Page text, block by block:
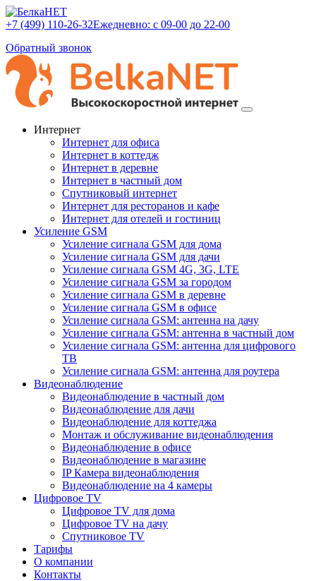
+7 (499) 110-26-32Ежедневно: с 09-00 до 22-00
Обратный звонок
Интернет
Интернет для офиса
Интернет в коттедж
Интернет в деревне
Интернет в частный дом
Спутниковый интернет
Интернет для ресторанов и кафе
Интернет для отелей и гостиниц
Усиление GSM
Усиление сигнала GSM для дома
Усиление сигнала GSM для дачи
Усиление сигнала GSM 4G, 3G, LTE
Усиление сигнала GSM за городом
Усиление сигнала GSM в деревне
Усиление сигнала GSM в офисе
Усиление сигнала GSM: антенна на дачу
Усиление сигнала GSM: антенна в частный дом
Усиление сигнала GSM: антенна для цифрового
ТВ
Усиление сигнала GSM: антенна для роутера
Видеонаблюдение
Видеонаблюдение в частный дом
Видеонаблюдение для дачи
Видеонаблюдение для коттеджа
Монтаж и обслуживание видеонаблюдения
Видеонаблюдение в офисе
Видеонаблюдение в магазине
IP Камера видеонаблюдения
Видеонаблюдение на 4 камеры
Цифровое TV
Цифровое TV для дома
Цифровое TV на дачу
Спутниковое TV
Тарифы
О компании
Контакты